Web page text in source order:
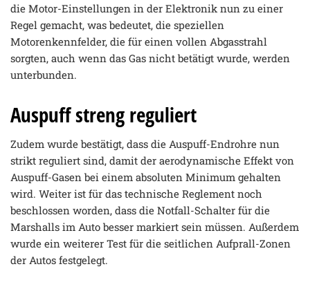
die Motor-Einstellungen in der Elektronik nun zu einer
Regel gemacht, was bedeutet, die speziellen
Motorenkennfelder, die für einen vollen Abgasstrahl
sorgten, auch wenn das Gas nicht betätigt wurde, werden
unterbunden.
Auspuff streng reguliert
Zudem wurde bestätigt, dass die Auspuff-Endrohre nun
strikt reguliert sind, damit der aerodynamische Effekt von
Auspuff-Gasen bei einem absoluten Minimum gehalten
wird. Weiter ist für das technische Reglement noch
beschlossen worden, dass die Notfall-Schalter für die
Marshalls im Auto besser markiert sein müssen. Außerdem
wurde ein weiterer Test für die seitlichen Aufprall-Zonen
der Autos festgelegt.